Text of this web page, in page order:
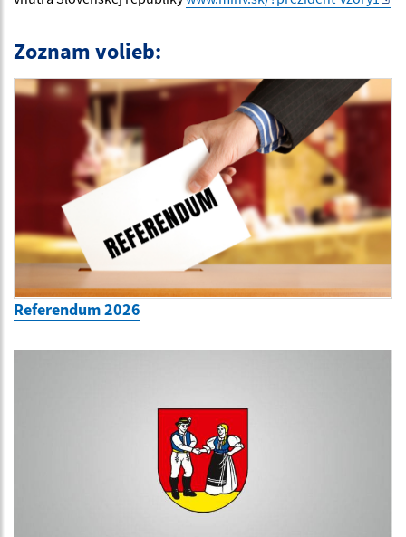
Zoznam volieb:
Referendum 2026